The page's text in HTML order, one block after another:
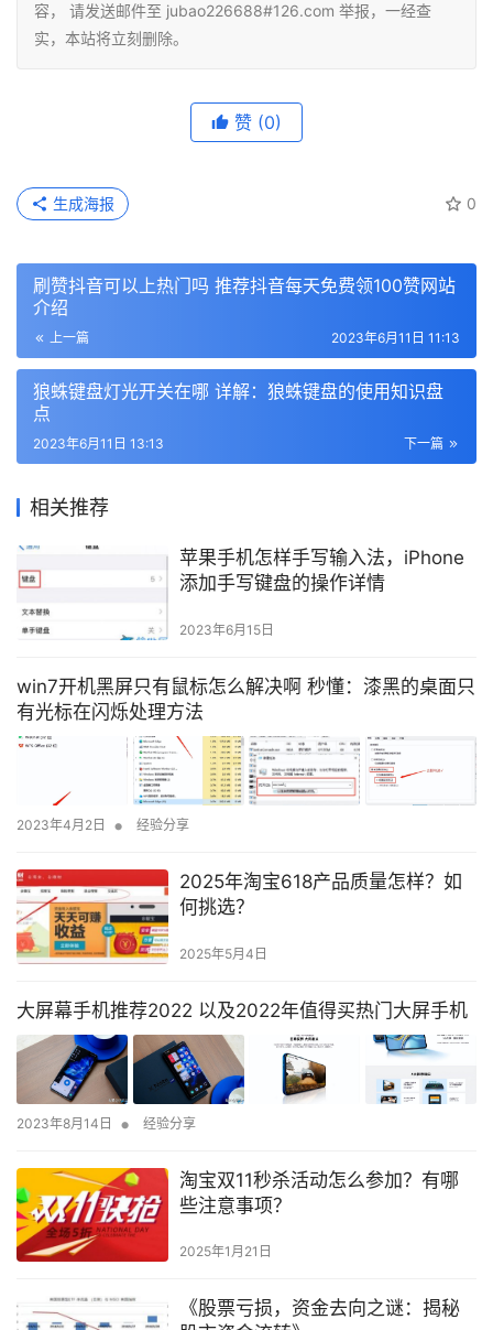
容， 请发送邮件至 jubao226688#126.com 举报，一经查
实，本站将立刻删除。
赞 (0)
0
生成海报
刷赞抖音可以上热门吗 推荐抖音每天免费领100赞网站
介绍
上一篇 2023年6月11日 11:13
狼蛛键盘灯光开关在哪 详解：狼蛛键盘的使用知识盘
点
下一篇
2023年6月11日 13:13
相关推荐
苹果手机怎样手写输入法，iPhone
添加手写键盘的操作详情
2023年6月15日
win7开机黑屏只有鼠标怎么解决啊 秒懂：漆黑的桌面只
有光标在闪烁处理方法
2023年4月2日 • 经验分享
2025年淘宝618产品质量怎样？如
何挑选？
2025年5月4日
大屏幕手机推荐2022 以及2022年值得买热门大屏手机
2023年8月14日 • 经验分享
淘宝双11秒杀活动怎么参加？有哪
些注意事项？
2025年1月21日
《股票亏损，资金去向之谜：揭秘